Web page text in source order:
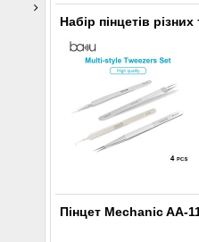
Набір пінцетів
Пінцет Mechanic AA-